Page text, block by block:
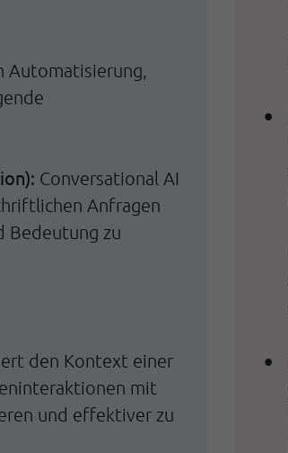
Automatisierung,
Conversational AI
Anfragen
Bedeutung zu
den Kontext einer
mit
und effektiver zu